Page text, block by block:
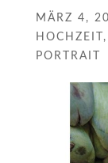
MÄRZ 4,
HOCHZEIT ,
PORTRAIT